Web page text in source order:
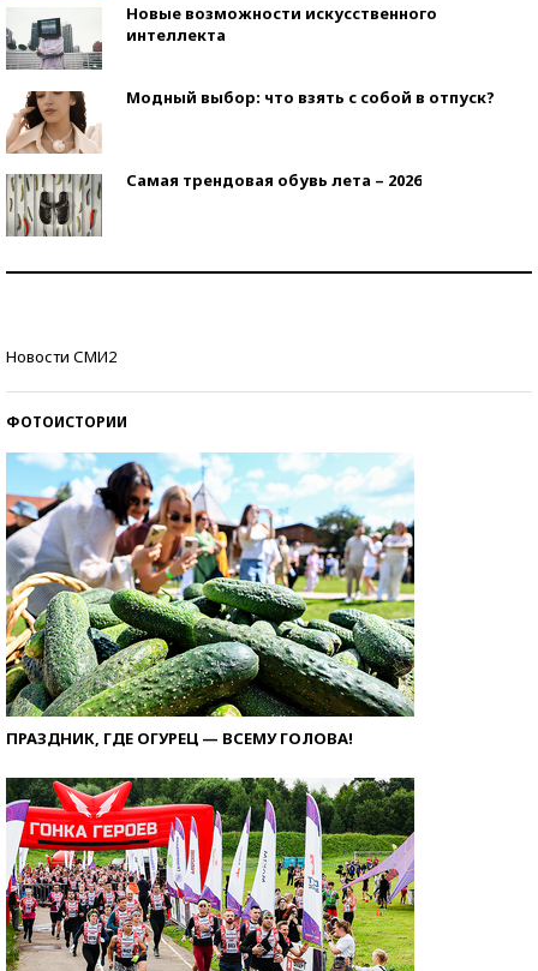
Новые возможности искусственного
интеллекта
Модный выбор: что взять с собой в отпуск?
Самая трендовая обувь лета – 2026
Новости СМИ2
ФОТОИСТОРИИ
ПРАЗДНИК, ГДЕ ОГУРЕЦ — ВСЕМУ ГОЛОВА!